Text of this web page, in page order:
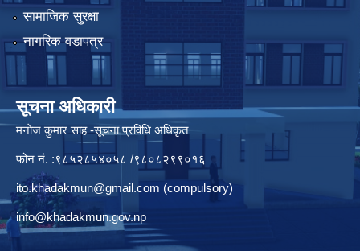
सामाजिक सुरक्षा
नागरिक वडापत्र
सूचना अधिकारी
मनाेज कुमार साह -सूचना प्रविधि अधिकृत
फोन नं. :९८५२८५४०५८ /९८०८२९९०१६
ito.khadakmun@gmail.com (compulsory)
info@khadakmun.gov.np